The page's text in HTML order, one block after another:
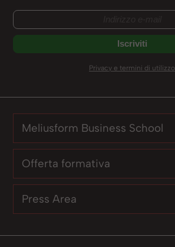
Privacy e termini di utilizzo
Meliusform Business School
Offerta formativa
Press Area